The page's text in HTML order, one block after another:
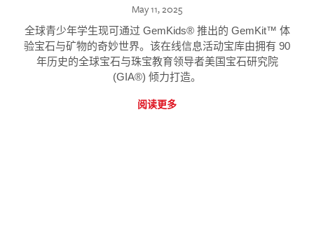
May 11, 2025
全球青少年学生现可通过 GemKids® 推出的 GemKit™ 体
验宝石与矿物的奇妙世界。该在线信息活动宝库由拥有 90
年历史的全球宝石与珠宝教育领导者美国宝石研究院
(GIA®) 倾力打造。
阅读更多